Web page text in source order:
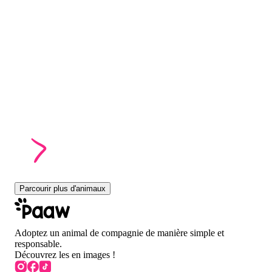
Parcourir plus d'animaux
Adoptez un animal de compagnie de manière simple et
responsable.
Découvrez les en images !